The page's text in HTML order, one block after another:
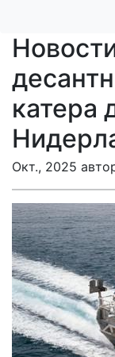
катера
Окт., 2025